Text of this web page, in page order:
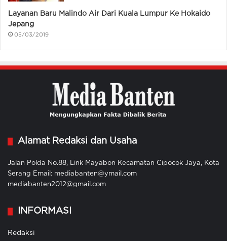
Layanan Baru Malindo Air Dari Kuala Lumpur Ke Hokaido
Jepang
05/03/2019
Alamat Redaksi dan Usaha
Jalan Polda No.88, Link Mayabon Kecamatan Cipocok Jaya, Kota
Serang Email: mediabanten@ymail.com
mediabanten2012@gmail.com
INFORMASI
Redaksi